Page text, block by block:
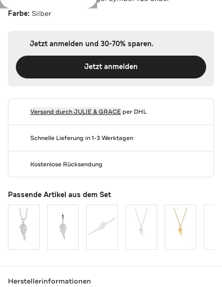
Farbe: Silber
Jetzt anmelden und 30-70% sparen.
Jetzt anmelden
Versand durchJULIE & GRACEper DHL
Schnelle Lieferung in 1-3 Werktagen
Kostenlose Rücksendung
Passende Artikel aus dem Set
Herstellerinformationen